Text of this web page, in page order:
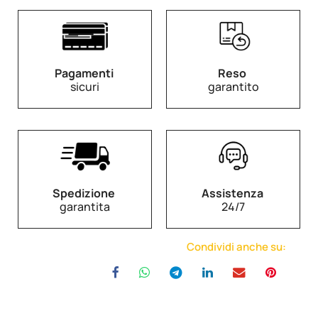
Pagamenti
sicuri
Reso
garantito
Spedizione
garantita
Assistenza
24/7
Condividi anche su: